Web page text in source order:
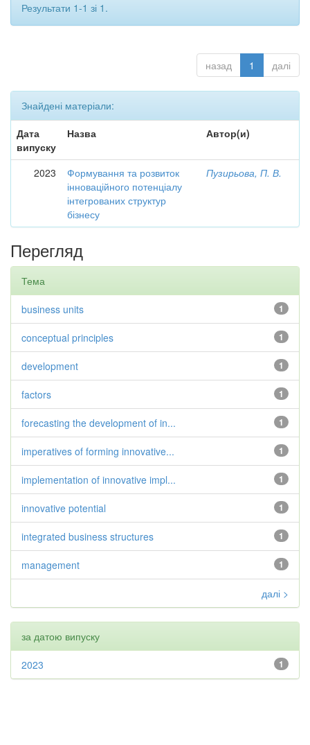
Результати 1-1 зі 1.
назад 1 далі
Знайдені матеріали:
Дата
випуску
Назва Автор(и)
2023
Формування та розвиток
інноваційного потенціалу
інтегрованих структур
бізнесу
Пузирьова, П. В.
Перегляд
Тема
1
business units
1
conceptual principles
1
development
1
factors
1
forecasting the development of in...
1
imperatives of forming innovative...
1
implementation of innovative impl...
1
innovative potential
1
integrated business structures
1
management
далі >
за датою випуску
1
2023